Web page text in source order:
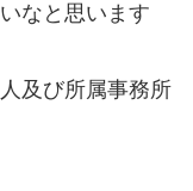
なと思います
及び所属事務所